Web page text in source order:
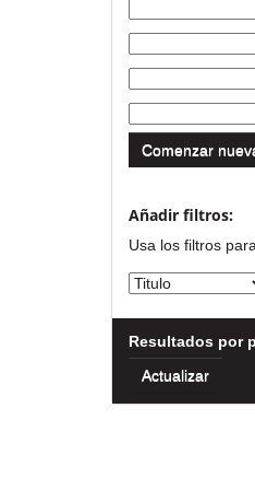
Comenzar
Añadir filtros:
Usa los filtros
Resultados por